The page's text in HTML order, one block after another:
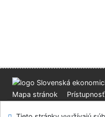
Mapa stránok Prístupnosť